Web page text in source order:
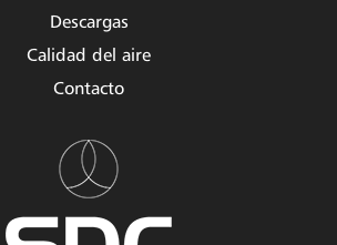
Descargas
Calidad del aire
Contacto